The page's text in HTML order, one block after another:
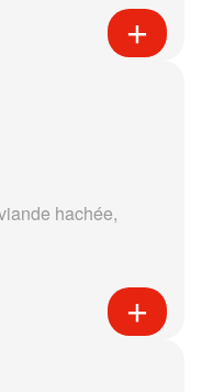
hachée,